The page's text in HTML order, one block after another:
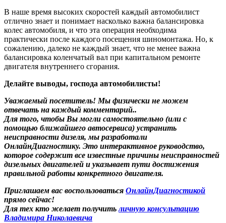
В наше время высоких скоростей каждый автомобилист
отлично знает и понимает насколько важна балансировка
колес автомобиля, и что эта операция необходима
практически после каждого посещения шиномонтажа. Но, к
сожалению, далеко не каждый знает, что не менее важна
балансировка коленчатый вал при капитальном ремонте
двигателя внутреннего сгорания.
Делайте выводы, господа автомобилисты!
Уважаемый посетитель! Мы физически не можем
отвечать на каждый комментарий..
Для того, чтобы Вы могли самостоятельно (или с
помощью ближайшего автосервиса) устранить
неисправности дизеля, мы разработали
ОнлайнДиагностику. Это интерактивное руководство,
которое содержит все известные причины неисправностей
дизельных двигателей и указывает пути достижения
правильной работы конкретного двигателя.
Приглашаем вас воспользоваться ОнлайнДиагностикой
прямо сейчас!
Для тех кто желает получитьличную консультацию
Владимира Николаевича